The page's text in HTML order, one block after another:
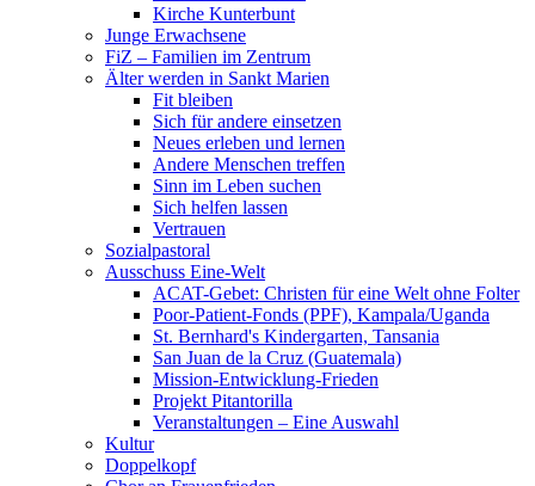
Kirche Kunterbunt
Junge Erwachsene
FiZ – Familien im Zentrum
Älter werden in Sankt Marien
Fit bleiben
Sich für andere einsetzen
Neues erleben und lernen
Andere Menschen treffen
Sinn im Leben suchen
Sich helfen lassen
Vertrauen
Sozialpastoral
Ausschuss Eine-Welt
ACAT-Gebet: Christen für eine Welt ohne Folter
Poor-Patient-Fonds (PPF), Kampala/Uganda
St. Bernhard's Kindergarten, Tansania
San Juan de la Cruz (Guatemala)
Mission-Entwicklung-Frieden
Projekt Pitantorilla
Veranstaltungen – Eine Auswahl
Kultur
Doppelkopf